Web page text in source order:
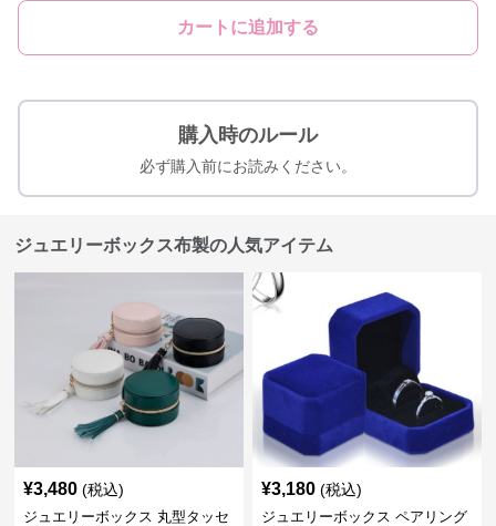
カートに追加する
購入時のルール
必ず購入前にお読みください。
ジュエリーボックス布製の人気アイテム
¥3,480 (税込)
ジュエリーボックス 丸型タッセ
¥3,180 (税込)
ジュエリーボックス ペアリング